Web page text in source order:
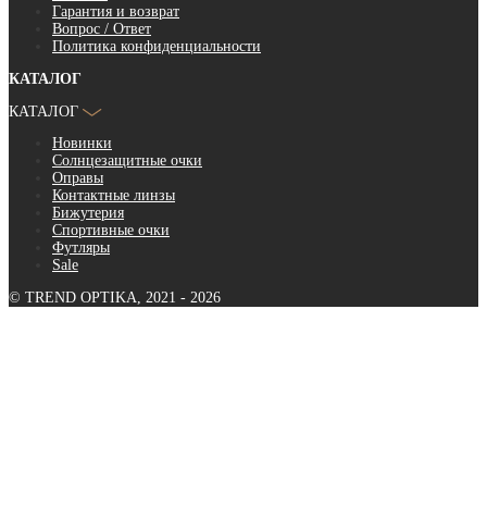
Гарантия и возврат
Вопрос / Ответ
Политика конфиденциальности
КАТАЛОГ
КАТАЛОГ
Новинки
Солнцезащитные очки
Оправы
Контактные линзы
Бижутерия
Спортивные очки
Футляры
Sale
© TREND OPTIKA, 2021 - 2026